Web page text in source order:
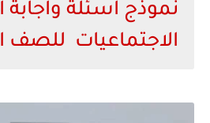
نموذج اسئلة واجابة
الاجتماعيات للصف